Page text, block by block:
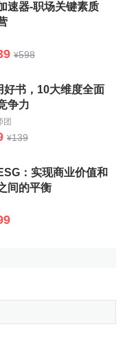
正是在运动中形成的
中，使人们有信心去
力和能力。活力是从
体育运动有利于改善
悦，情绪高涨。动力
动对老龄人心理健康
心理间卷及
动，3个月后心理问卷
研究对已毕业进人大
质的提高。还有研究
存在
于
速器-职场关键素质
¥598
好书，10大维度全面
争力
团
¥139
：实现商业价值和
间的平衡